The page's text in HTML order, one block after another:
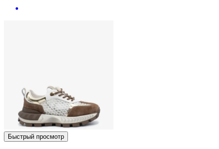
Быстрый просмотр